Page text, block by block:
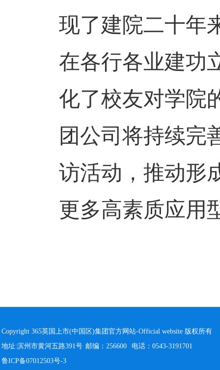
现了建院二十年
在各行各业建功
化了校友对学院
团公司将持续完
访活动，推动形
更多高素质应用
Copyright 365英国上市(中国区)集团官方网站-Official website 版权所有
地址:滨州市黄河五路391号 邮编：256600
电话：0543-3191701
鲁ICP备07012503号-3